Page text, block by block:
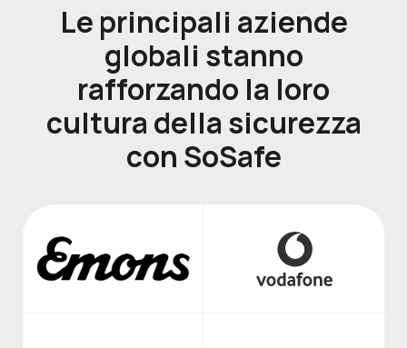
Le principali aziende
globali stanno
rafforzando la loro
cultura della sicurezza
con SoSafe